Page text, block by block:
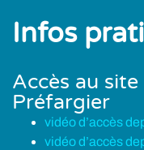
Infos
Accès au
Préfargier
vidéo d’accès
vidéo d’accès